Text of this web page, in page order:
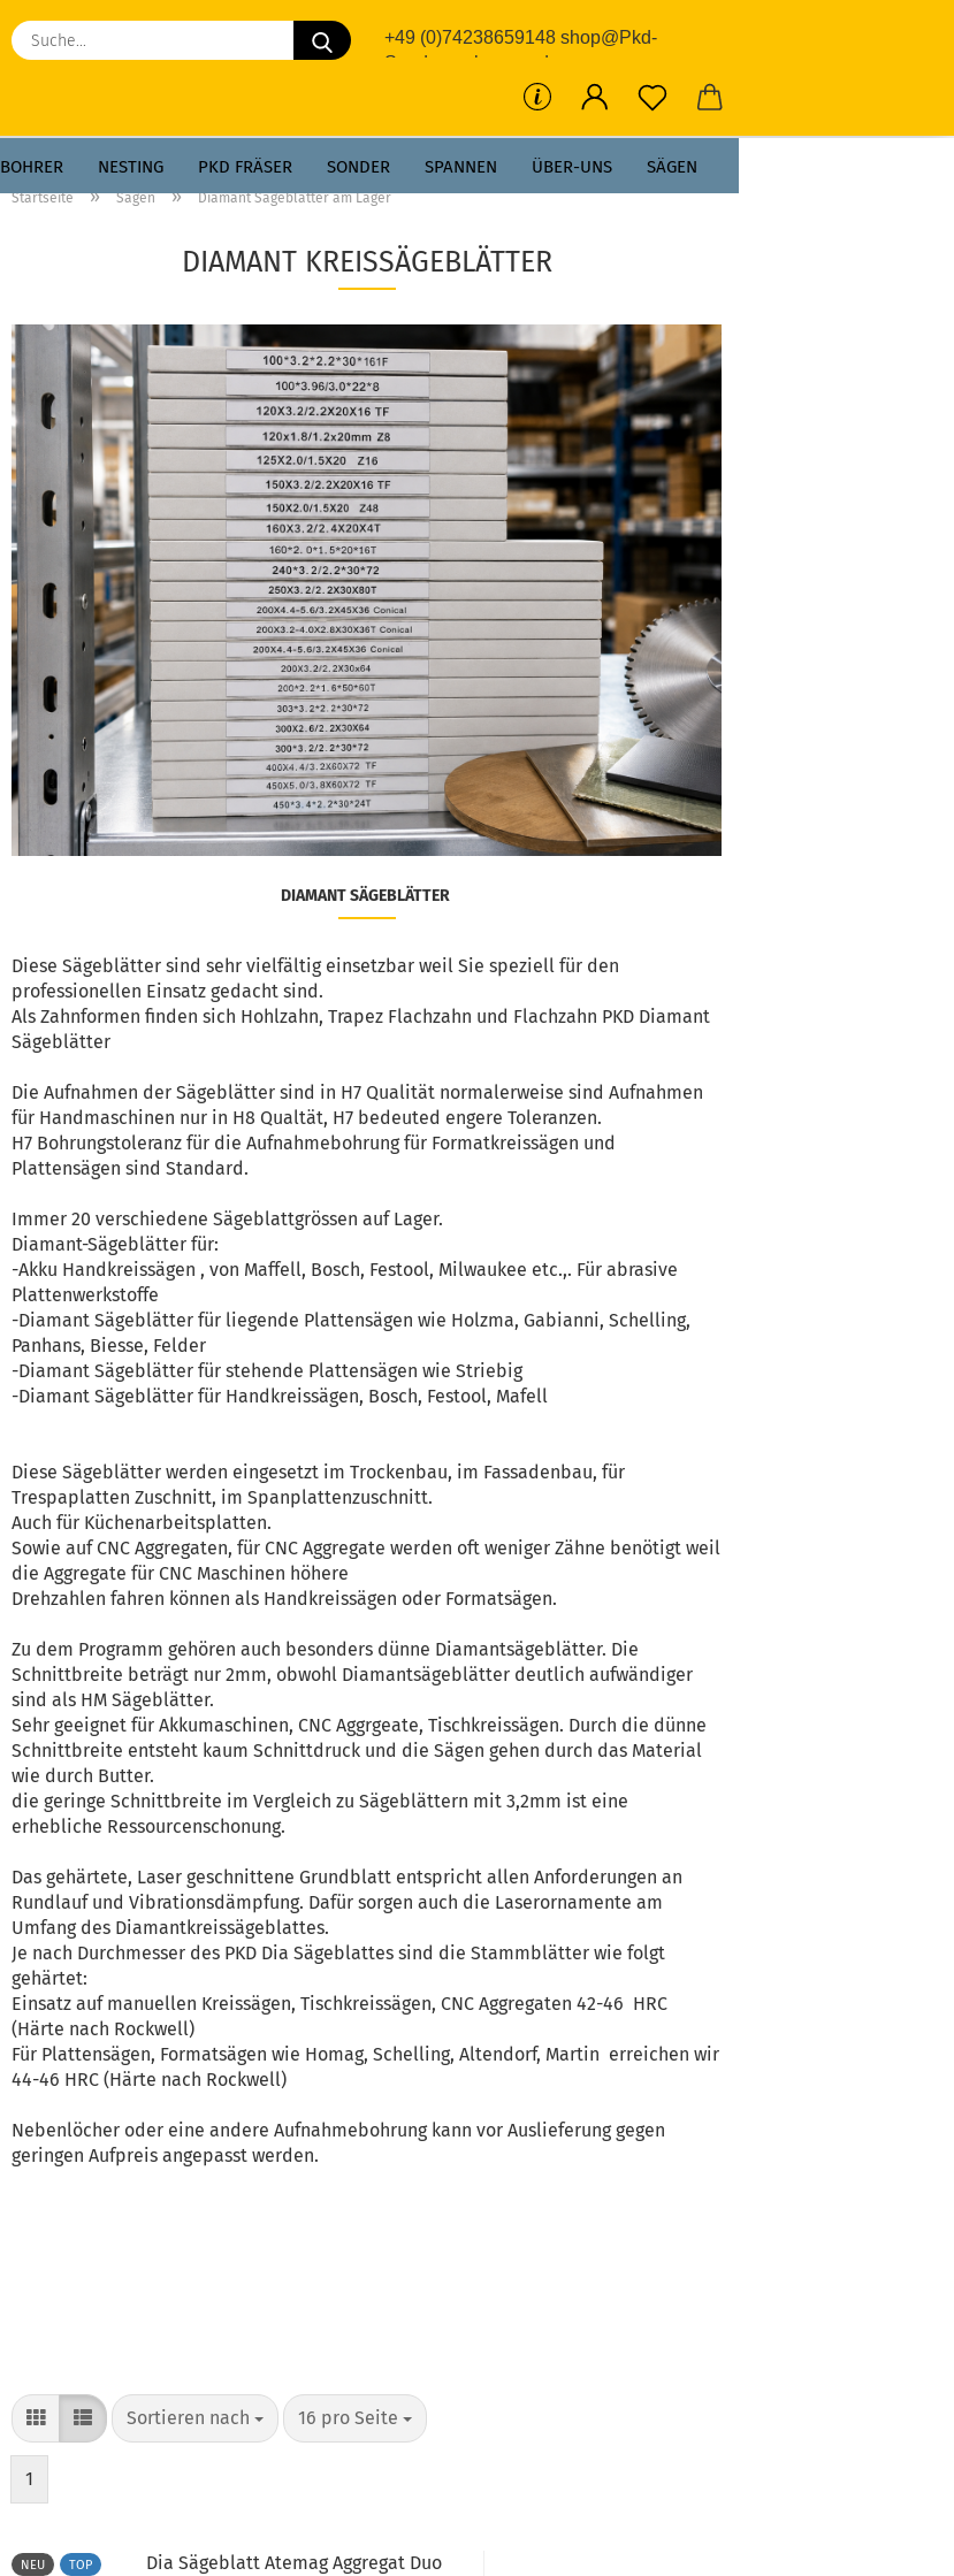
Suche...+49 (0)74238659148 shop@Pkd-
Sonderwerkzeuge.de
BOHRER NESTING PKD FRÄSER SONDER SPANNEN ÜBER-UNS SÄGEN
Startseite » Sägen » Diamant Sägeblätter am Lager
DIAMANT KREISSÄGEBLÄTTER
DIAMANT SÄGEBLÄTTER
Diese Sägeblätter sind sehr vielfältig einsetzbar weil Sie speziell für den
professionellen Einsatz gedacht sind.
Als Zahnformen finden sich Hohlzahn, Trapez Flachzahn und Flachzahn PKD Diamant
Sägeblätter
Die Aufnahmen der Sägeblätter sind in H7 Qualität normalerweise sind Aufnahmen
für Handmaschinen nur in H8 Qualtät, H7 bedeuted engere Toleranzen.
H7 Bohrungstoleranz für die Aufnahmebohrung für Formatkreissägen und
Plattensägen sind Standard.
Immer 20 verschiedene Sägeblattgrössen auf Lager.
Diamant-Sägeblätter für:
-Akku Handkreissägen , von Maffell, Bosch, Festool, Milwaukee etc.,. Für abrasive
Plattenwerkstoffe
-Diamant Sägeblätter für liegende Plattensägen wie Holzma, Gabianni, Schelling,
Panhans, Biesse, Felder
-Diamant Sägeblätter für stehende Plattensägen wie Striebig
-Diamant Sägeblätter für Handkreissägen, Bosch, Festool, Mafell
Diese Sägeblätter werden eingesetzt im Trockenbau, im Fassadenbau, für
Trespaplatten Zuschnitt, im Spanplattenzuschnitt.
Auch für Küchenarbeitsplatten.
Sowie auf CNC Aggregaten, für CNC Aggregate werden oft weniger Zähne benötigt weil
die Aggregate für CNC Maschinen höhere
Drehzahlen fahren können als Handkreissägen oder Formatsägen.
Zu dem Programm gehören auch besonders dünne Diamantsägeblätter. Die
Schnittbreite beträgt nur 2mm, obwohl Diamantsägeblätter deutlich aufwändiger
sind als HM Sägeblätter.
Sehr geeignet für Akkumaschinen, CNC Aggrgeate, Tischkreissägen. Durch die dünne
Schnittbreite entsteht kaum Schnittdruck und die Sägen gehen durch das Material
wie durch Butter.
die geringe Schnittbreite im Vergleich zu Sägeblättern mit 3,2mm ist eine
erhebliche Ressourcenschonung.
Das gehärtete, Laser geschnittene Grundblatt entspricht allen Anforderungen an
Rundlauf und Vibrationsdämpfung. Dafür sorgen auch die Laserornamente am
Umfang des Diamantkreissägeblattes.
Je nach Durchmesser des PKD Dia Sägeblattes sind die Stammblätter wie folgt
gehärtet:
Einsatz auf manuellen Kreissägen, Tischkreissägen, CNC Aggregaten 42-46 HRC
(Härte nach Rockwell)
Für Plattensägen, Formatsägen wie Homag, Schelling, Altendorf, Martin erreichen wir
44-46 HRC (Härte nach Rockwell)
Nebenlöcher oder eine andere Aufnahmebohrung kann vor Auslieferung gegen
geringen Aufpreis angepasst werden.
Sortieren nach
Sortieren nach 16 pro Seite
pro Seite
1
NEU TOP
Dia Sägeblatt Atemag Aggregat Duo